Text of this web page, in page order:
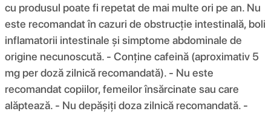
cu produsul poate fi repetat de mai multe ori pe an. Nu
este recomandat în cazuri de obstrucție intestinală, boli
inflamatorii intestinale și simptome abdominale de
origine necunoscută. - Conține cafeină (aproximativ 5
mg per doză zilnică recomandată). - Nu este
recomandat copiilor, femeilor însărcinate sau care
alăptează. - Nu depășiți doza zilnică recomandată. -